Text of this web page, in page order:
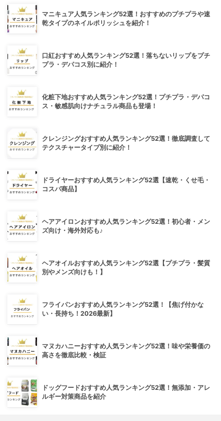
マニキュア人気ランキング52選！おすすめのプチプラや速
乾タイプのネイルポリッシュを紹介！
口紅おすすめ人気ランキング52選！落ちないリップをプチ
プラ・デパコス別に紹介！
化粧下地おすすめ人気ランキング52選！プチプラ・デパコ
ス・敏感肌向けナチュラル商品も登場！
クレンジングおすすめ人気ランキング52選！徹底調査して
テクスチャータイプ別に紹介！
ドライヤーおすすめ人気ランキング52選【速乾・くせ毛・
コスパ商品】
ヘアアイロンおすすめ人気ランキング52選！初心者・メン
ズ向け・海外対応も♪
ヘアオイルおすすめ人気ランキング52選【プチプラ・髪質
別やメンズ向けも！】
フライパンおすすめ人気ランキング52選！【焦げ付かな
い・長持ち！2026最新】
マヌカハニーおすすめ人気ランキング52選！味や栄養価の
高さを徹底比較・検証
ドッグフードおすすめ人気ランキング52選！無添加・アレ
ルギー対策商品を紹介